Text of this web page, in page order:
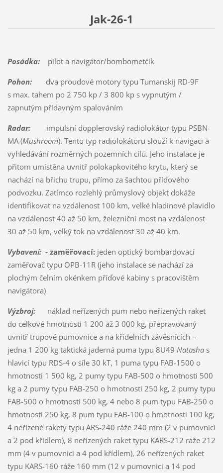
Jak-26-1
Posádka:pilot a navigátor/bombometčík
Pohon:dva proudové motory typu Tumanskij RD-9F
s max. tahem po 2 750 kp / 3 800 kp s vypnutým /
zapnutým přídavným spalováním
Radar:impulsní dopplerovský radiolokátor typu PSBN-
MA (Mushroom). Tento typ radiolokátoru slouží k navigaci a
vyhledávání rozměrných pozemních cílů. Jeho instalace je
přitom umístěna uvnitř polokapkovitého krytu, který se
nachází na břichu trupu, přímo za šachtou příďového
podvozku. Zatímco rozlehlý průmyslový objekt dokáže
identifikovat na vzdálenost 100 km, velké hladinové plavidlo
na vzdálenost 40 až 50 km, železniční most na vzdálenost
30 až 50 km, velký tok na vzdálenost 30 až 40 km.
Vybavení: - zaměřovací:jeden optický bombardovací
zaměřovač typu OPB-11R (jeho instalace se nachází za
plochým čelním okénkem příďové kabiny s pracovištěm
navigátora)
Výzbroj:náklad neřízených pum nebo neřízených raket
do celkové hmotnosti 1 200 až 3 000 kg, přepravovaný
uvnitř trupové pumovnice a na křídelních závěsnících –
jedna 1 200 kg taktická jaderná puma typu 8U49 Natashas
hlavicí typu RDS-4 o síle 30 kT, 1 puma typu FAB-1500 o
hmotnosti 1 500 kg, 2 pumy typu FAB-500 o hmotnosti 500
kg a 2 pumy typu FAB-250 o hmotnosti 250 kg, 2 pumy typu
FAB-500 o hmotnosti 500 kg, 4 nebo 8 pum typu FAB-250 o
hmotnosti 250 kg, 8 pum typu FAB-100 o hmotnosti 100 kg,
4 neřízené rakety typu ARS-240 ráže 240 mm (2 v pumovnici
a 2 pod křídlem), 8 neřízených raket typu KARS-212 ráže 212
mm (4 v pumovnici a 4 pod křídlem), 26 neřízených raket
typu KARS-160 ráže 160 mm (12 v pumovnici a 14 pod